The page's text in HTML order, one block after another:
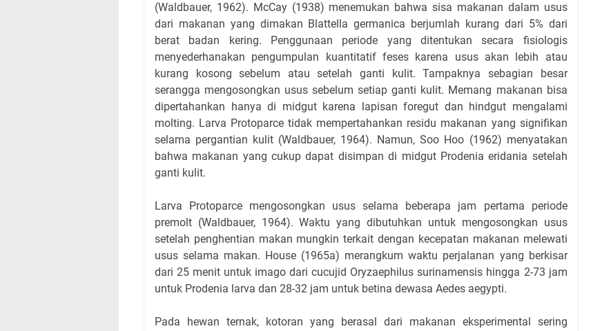
(Waldbauer, 1962). McCay (1938) menemukan bahwa sisa makanan dalam usus
dari makanan yang dimakan Blattella germanica berjumlah kurang dari 5% dari
berat badan kering. Penggunaan periode yang ditentukan secara fisiologis
menyederhanakan pengumpulan kuantitatif feses karena usus akan lebih atau
kurang kosong sebelum atau setelah ganti kulit. Tampaknya sebagian besar
serangga mengosongkan usus sebelum setiap ganti kulit. Memang makanan bisa
dipertahankan hanya di midgut karena lapisan foregut dan hindgut mengalami
molting. Larva Protoparce tidak mempertahankan residu makanan yang signifikan
selama pergantian kulit (Waldbauer, 1964). Namun, Soo Hoo (1962) menyatakan
bahwa makanan yang cukup dapat disimpan di midgut Prodenia eridania setelah
ganti kulit.
Larva Protoparce mengosongkan usus selama beberapa jam pertama periode
premolt (Waldbauer, 1964). Waktu yang dibutuhkan untuk mengosongkan usus
setelah penghentian makan mungkin terkait dengan kecepatan makanan melewati
usus selama makan. House (1965a) merangkum waktu perjalanan yang berkisar
dari 25 menit untuk imago dari cucujid Oryzaephilus surinamensis hingga 2-73 jam
untuk Prodenia larva dan 28-32 jam untuk betina dewasa Aedes aegypti.
Pada hewan ternak, kotoran yang berasal dari makanan eksperimental sering